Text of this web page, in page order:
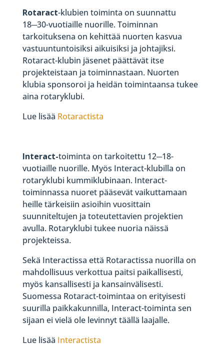
Rotaract-klubien toiminta on suunnattu
18─30-vuotiaille nuorille. Toiminnan
tarkoituksena on kehittää nuorten kasvua
vastuuntuntoisiksi aikuisiksi ja johtajiksi.
Rotaract-klubin jäsenet päättävät itse
projekteistaan ja toiminnastaan. Nuorten
klubia sponsoroi ja heidän toimintaansa tukee
aina rotaryklubi.
Lue lisää Rotaractista
Interact-toiminta on tarkoitettu 12─18-
vuotiaille nuorille. Myös Interact-klubilla on
rotaryklubi kummiklubinaan. Interact-
toiminnassa nuoret pääsevät vaikuttamaan
heille tärkeisiin asioihin vuosittain
suunniteltujen ja toteutettavien projektien
avulla. Rotaryklubi tukee nuoria näissä
projekteissa.
Sekä Interactissa että Rotaractissa nuorilla on
mahdollisuus verkottua paitsi paikallisesti,
myös kansallisesti ja kansainvälisesti.
Suomessa Rotaract-toimintaa on erityisesti
suurilla paikkakunnilla, Interact-toiminta sen
sijaan ei vielä ole levinnyt täällä laajalle.
Lue lisää Interactista